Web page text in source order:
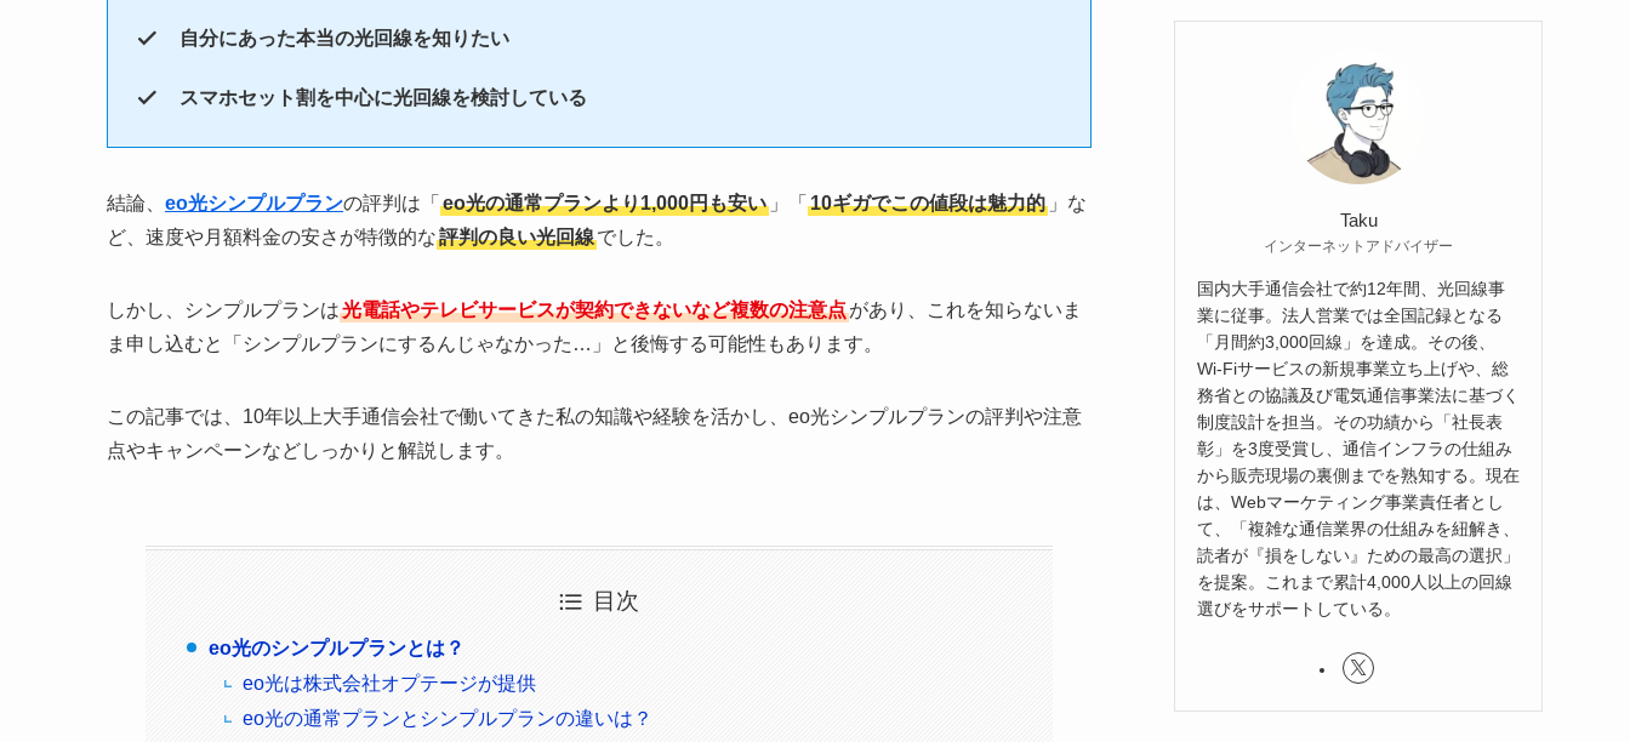
自分にあった本当の光回線を知りたい
スマホセット割を中心に光回線を検討している
結論、 eo光シンプルプランの評判は「 eo光の通常プランより1,000円も安い 」「 10ギガでこの値段は魅力的 」な
ど、速度や月額料金の安さが特徴的な評判の良い光回線でした。
しかし、シンプルプランは光電話やテレビサービスが契約できないなど複数の注意点があり、これを知らないま
ま申し込むと「シンプルプランにするんじゃなかった…」と後悔する可能性もあります。
この記事では、10年以上大手通信会社で働いてきた私の知識や経験を活かし、eo光シンプルプランの評判や注意
点やキャンペーンなどしっかりと解説します。
目次
eo光のシンプルプランとは？
eo光は株式会社オプテージが提供
eo光の通常プランとシンプルプランの違いは？
Taku
インターネットアドバイザー
国内大手通信会社で約12年間、光回線事
業に従事。法人営業では全国記録となる
「月間約3,000回線」を達成。その後、
Wi-Fiサービスの新規事業立ち上げや、総
務省との協議及び電気通信事業法に基づく
制度設計を担当。その功績から「社長表
彰」を3度受賞し、通信インフラの仕組み
から販売現場の裏側までを熟知する。現在
は、Webマーケティング事業責任者とし
て、「複雑な通信業界の仕組みを紐解き、
読者が『損をしない』ための最高の選択」
を提案。これまで累計4,000人以上の回線
選びをサポートしている。